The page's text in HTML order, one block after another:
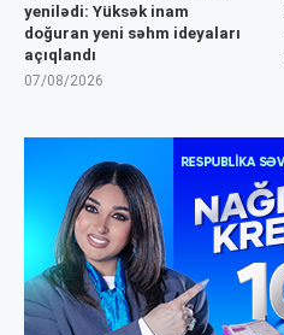
yenilədi: Yüksək inam
doğuran yeni səhm ideyaları
açıqlandı
07/08/2026